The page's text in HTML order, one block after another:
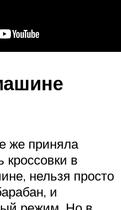
же приняла
кроссовки в
нельзя просто
и